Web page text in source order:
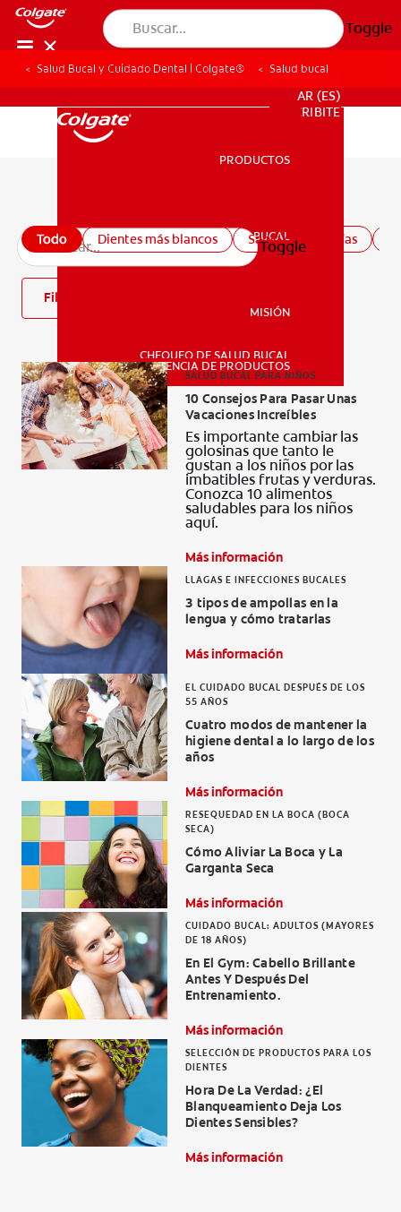
Toggle
SALUD BUCAL
CHEQUEO DE SALUD BUCAL
CORRESPONDENCIA DE PRODUCTOS
SUSCRIBITE
PARA PROFESIONALES
AR (ES)
SUSCRIBITE
PRODUCTOS
SALUD BUCAL
MISIÓN
CHEQUEO DE SALUD BUCAL
CORRESPONDENCIA DE PRODUCTOS
Toggle
Salud Bucal y Cuidado Dental | Colgate® Salud bucal
Todo Dientes más blancos Salud de las encías
Filtro
SALUD BUCAL PARA NIÑOS
10 Consejos Para Pasar Unas
Vacaciones Increíbles
Es importante cambiar las
golosinas que tanto le
gustan a los niños por las
imbatibles frutas y verduras.
Conozca 10 alimentos
saludables para los niños
aquí.
Más información
LLAGAS E INFECCIONES BUCALES
3 tipos de ampollas en la
lengua y cómo tratarlas
Más información
EL CUIDADO BUCAL DESPUÉS DE LOS
55 AÑOS
Cuatro modos de mantener la
higiene dental a lo largo de los
años
Más información
RESEQUEDAD EN LA BOCA (BOCA
SECA)
Cómo Aliviar La Boca y La
Garganta Seca
Más información
CUIDADO BUCAL: ADULTOS (MAYORES
DE 18 AÑOS)
En El Gym: Cabello Brillante
Antes Y Después Del
Entrenamiento.
Más información
SELECCIÓN DE PRODUCTOS PARA LOS
DIENTES
Hora De La Verdad: ¿El
Blanqueamiento Deja Los
Dientes Sensibles?
Más información